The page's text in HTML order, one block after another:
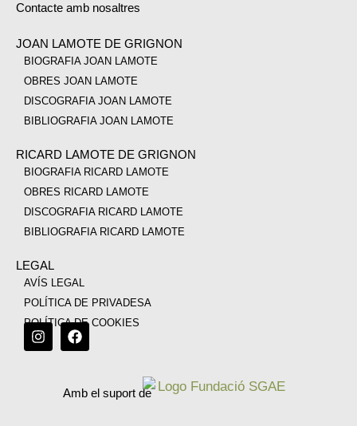
Contacte amb nosaltres
JOAN LAMOTE DE GRIGNON
BIOGRAFIA JOAN LAMOTE
OBRES JOAN LAMOTE
DISCOGRAFIA JOAN LAMOTE
BIBLIOGRAFIA JOAN LAMOTE
RICARD LAMOTE DE GRIGNON
BIOGRAFIA RICARD LAMOTE
OBRES RICARD LAMOTE
DISCOGRAFIA RICARD LAMOTE
BIBLIOGRAFIA RICARD LAMOTE
LEGAL
AVÍS LEGAL
POLÍTICA DE PRIVADESA
POLÍTICA DE COOKIES
Amb el suport de